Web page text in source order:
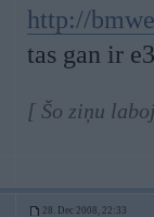
http://
tas gan ir
[ Šo ziņu
28. Dec 2008, 22:33